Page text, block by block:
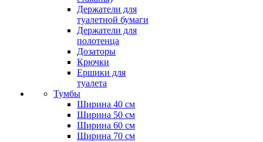
Держатели для
туалетной бумаги
Держатели для
полотенца
Дозаторы
Крючки
Ершики для
туалета
Тумбы
Ширина 40 см
Ширина 50 см
Ширина 60 см
Ширина 70 см